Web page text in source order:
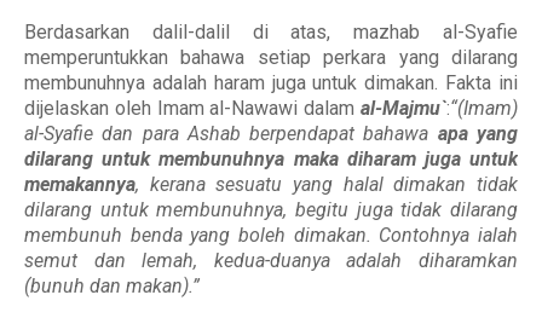
Berdasarkan dalil-dalil di atas, mazhab al-Syafie
memperuntukkan bahawa setiap perkara yang dilarang
membunuhnya adalah haram juga untuk dimakan. Fakta ini
dijelaskan oleh Imam al-Nawawi dalam al-Majmu`:“(Imam)
al-Syafie dan para Ashab berpendapat bahawa apa yang
dilarang untuk membunuhnya maka diharam juga untuk
memakannya, kerana sesuatu yang halal dimakan tidak
dilarang untuk membunuhnya, begitu juga tidak dilarang
membunuh benda yang boleh dimakan. Contohnya ialah
semut dan lemah, kedua-duanya adalah diharamkan
(bunuh dan makan).”